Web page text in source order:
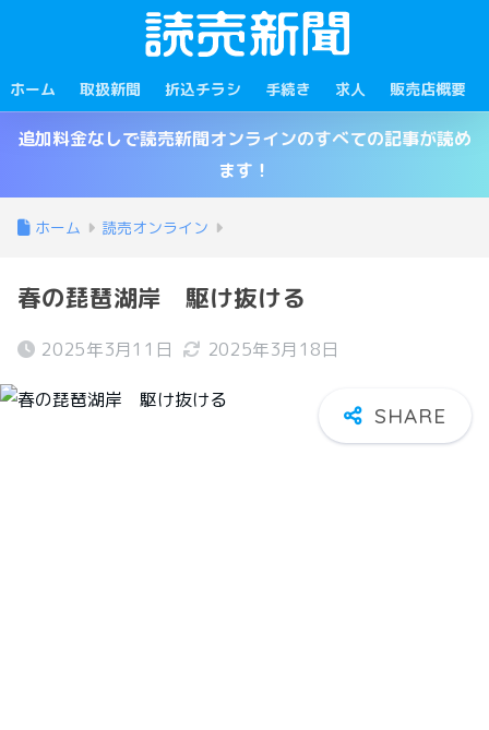
ホーム 取扱新聞 折込チラシ 手続き 求人 販売店概要
追加料金なしで読売新聞オンラインのすべての記事が読め
ます！
ホーム 読売オンライン
春の琵琶湖岸 駆け抜ける
2025年3月11日 2025年3月18日